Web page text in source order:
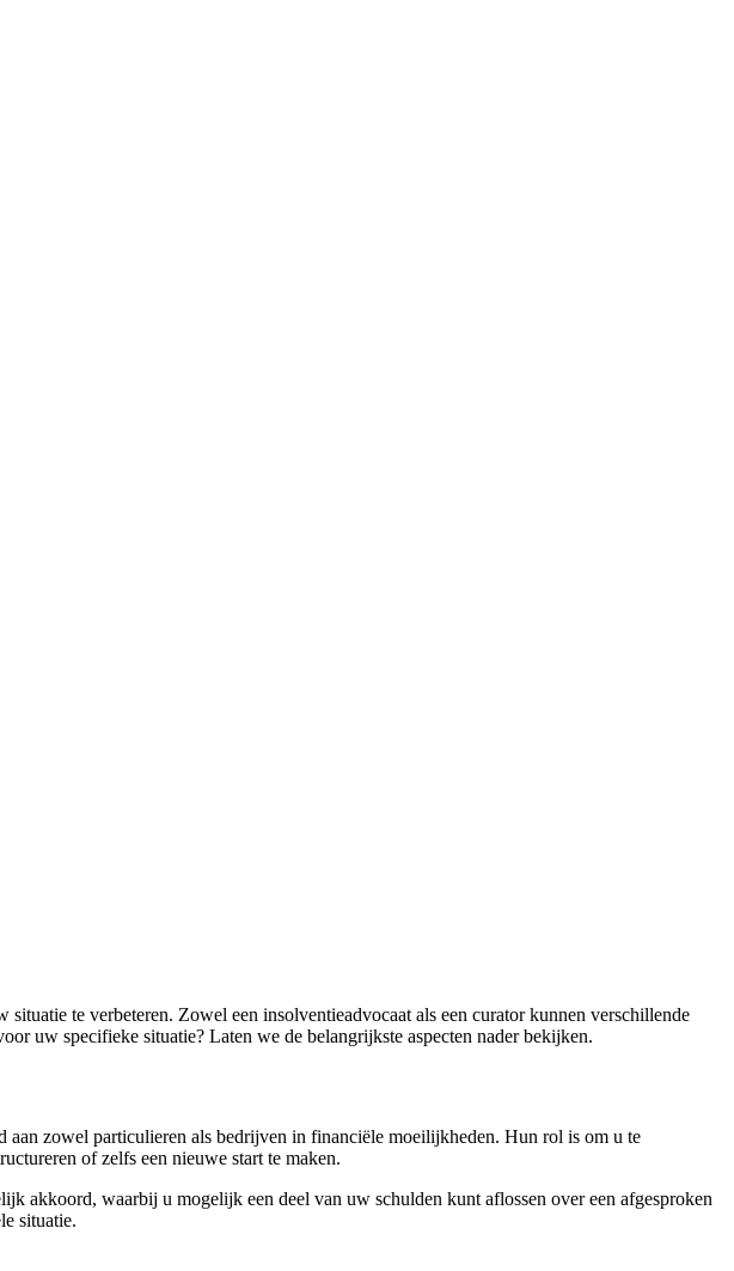
te verbeteren. Zowel een insolventieadvocaat als een curator kunnen verschillende
uw specifieke situatie? Laten we de belangrijkste aspecten nader bekijken.
zowel particulieren als bedrijven in financiële moeilijkheden. Hun rol is om u te
of zelfs een nieuwe start te maken.
akkoord, waarbij u mogelijk een deel van uw schulden kunt aflossen over een afgesproken
situatie.